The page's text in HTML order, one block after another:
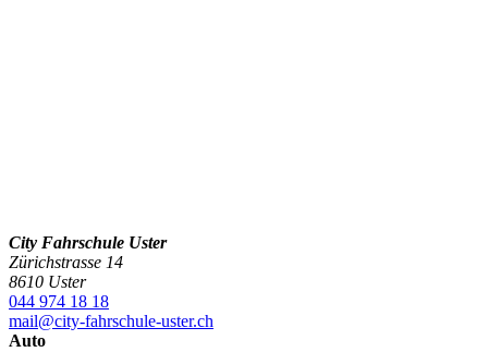
City Fahrschule Uster
Zürichstrasse 14
8610 Uster
044 974 18 18
mail@city-fahrschule-uster.ch
Auto